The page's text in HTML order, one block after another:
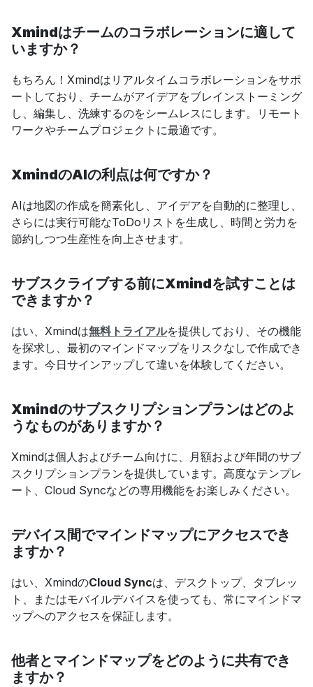
Xmindはチームのコラボレーションに適して
いますか？
もちろん！Xmindはリアルタイムコラボレーションをサポ
ートしており、チームがアイデアをブレインストーミング
し、編集し、洗練するのをシームレスにします。リモート
ワークやチームプロジェクトに最適です。
XmindのAIの利点は何ですか？
AIは地図の作成を簡素化し、アイデアを自動的に整理し、
さらには実行可能なToDoリストを生成し、時間と労力を
節約しつつ生産性を向上させます。
サブスクライブする前にXmindを試すことは
できますか？
はい、Xmindは無料トライアルを提供しており、その機能
を探求し、最初のマインドマップをリスクなしで作成でき
ます。今日サインアップして違いを体験してください。
Xmindのサブスクリプションプランはどのよ
うなものがありますか？
Xmindは個人およびチーム向けに、月額および年間のサブ
スクリプションプランを提供しています。高度なテンプレ
ート、Cloud Syncなどの専用機能をお楽しみください。
デバイス間でマインドマップにアクセスでき
ますか？
はい、XmindのCloud Syncは、デスクトップ、タブレッ
ト、またはモバイルデバイスを使っても、常にマインドマ
ップへのアクセスを保証します。
他者とマインドマップをどのように共有でき
ますか？